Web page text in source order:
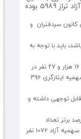
اصلاح قانون تسهیل صدور مجوزهای کسب‌وکار هستیم؛ بالاترین نمره کل آزمون ۱۰۲۵۷ و نمره حدنصاب با سهمیه آزاد تراز ۵٩٨٩ بوده
کانون سردفتران و
باید با توجه به
در سال‌ جاری تعداد ٣٢ هزار و ١٣5 نفر برای آزمون سردفتری ثبت‌نام کردند که تعداد ١6 هزار و 108 نفر در روز آزمون غایب بودند و تعداد ١6 هزار و ٢٧ نفر در
آزمون وکالت شرکت کردند که 3 هزار و 742 نفر نمره قبولی را کسب کردند و تعداد افراد دارای حدنصاب با سهمیه آزاد ٣٣46 نفر و با سهمیه ایثارگری ٣٩6
توجهی داشته و
کل، یک درصد برتر تعداد
پذیرفته‌شدگان با سهمیه آزاد، ١٨٨٩ نفر خواهد بود و در صورت اعمال 80 درصد میانگین نمره کل، یک درصد برتر تعداد پذیرفته‌شدگان با سهمیه آزاد 1072 نفر